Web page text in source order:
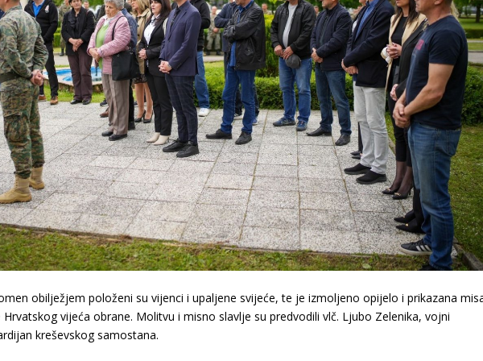
obilježjem položeni su vijenci i upaljene svijeće, te je izmoljeno opijelo i prikazana
Hrvatskog vijeća obrane. Molitvu i misno slavlje su predvodili vlč. Ljubo Zelenika, vojni
kreševskog samostana.